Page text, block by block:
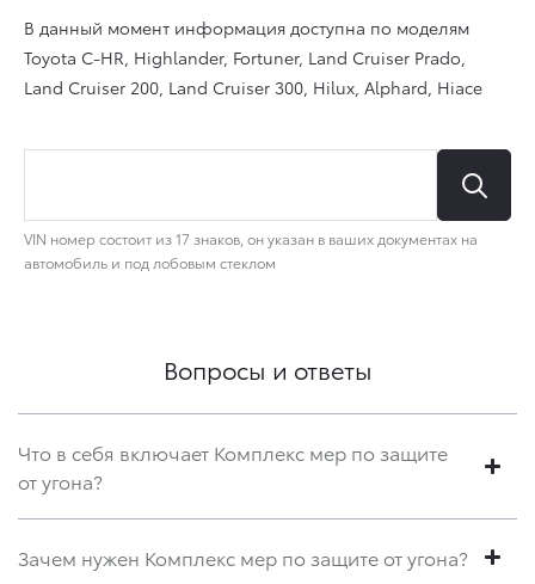
Вопросы и ответы
Что в себя включает Комплекс мер по защите
от угона?
Зачем нужен Комплекс мер по защите от угона?